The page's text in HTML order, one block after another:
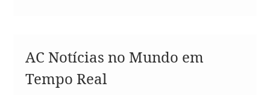
AC Notícias no Mundo em
Tempo Real